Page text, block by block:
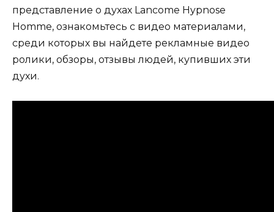
представление о духах Lancome Hypnose
Homme, ознакомьтесь с видео материалами,
среди которых вы найдете рекламные видео
ролики, обзоры, отзывы людей, купивших эти
духи.